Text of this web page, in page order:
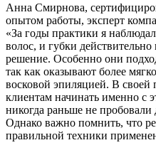
Анна Смирнова,
опытом работы, эксперт
«За годы практики я
волос, и губки
решение. Особенно они
так как оказывают более
восковой эпиляцией. В своей
клиентам начинать именно с
никогда раньше не
Однако важно помнить, что
правильной техники